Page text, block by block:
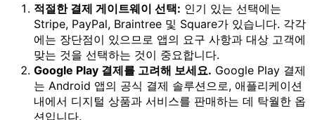
적절한 결제 게이트웨이 선택: 인기 있는 선택에는
Stripe, PayPal, Braintree 및 Square가 있습니다. 각각
에는 장단점이 있으므로 앱의 요구 사항과 대상 고객에
맞는 것을 선택하는 것이 중요합니다.
Google Play 결제를 고려해 보세요. Google Play 결제
는 Android 앱의 공식 결제 솔루션으로, 애플리케이션
내에서 디지털 상품과 서비스를 판매하는 데 탁월한 옵
션입니다.